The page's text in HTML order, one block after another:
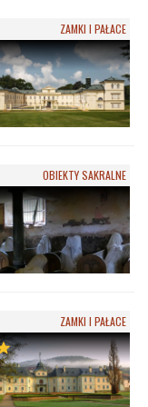
ZAMKI I PAŁACE
OBIEKTY SAKRALNE
ZAMKI I PAŁACE